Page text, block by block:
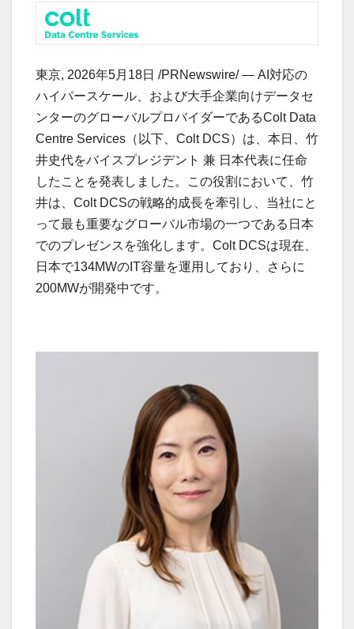
東京, 2026年5月18日 /PRNewswire/ — AI対応の
ハイパースケール、および大手企業向けデータセ
ンターのグローバルプロバイダーであるColt Data
Centre Services（以下、Colt DCS）は、本日、竹
井史代をバイスプレジデント 兼 日本代表に任命
したことを発表しました。この役割において、竹
井は、Colt DCSの戦略的成長を牽引し、当社にと
って最も重要なグローバル市場の一つである日本
でのプレゼンスを強化します。Colt DCSは現在、
日本で134MWのIT容量を運用しており、さらに
200MWが開発中です。